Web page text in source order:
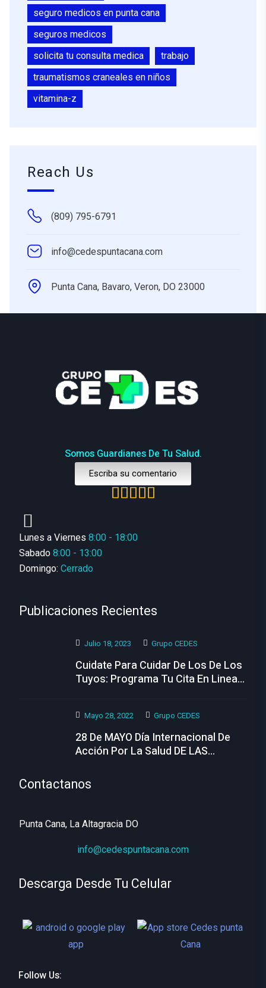
seguro medicos en punta cana
seguros medicos
solicita tu consulta medica
trabajo
traumatismos craneales en niños
vitamina-z
Reach Us
(809) 795-6791
info@cedespuntacana.com
Punta Cana, Bavaro, Veron, DO 23000
Somos Guardianes De Tu Salud.
Escriba su comentario
Lunes a Viernes 8:00 - 18:00
Sabado 8:00 - 13:00
Domingo: Cerrado
Publicaciones Recientes
Julio 18, 2023 Grupo CEDES
Cuidate Para Cuidar De Los De Los
Tuyos: Programa Tu Cita En Linea
Mayo 28, 2022 Grupo CEDES
28 De MAYO Día Internacional De
Acción Por La Salud DE LAS
Contactanos
Punta Cana, La Altagracia DO
info@cedespuntacana.com
Descarga Desde Tu Celular
Follow Us: